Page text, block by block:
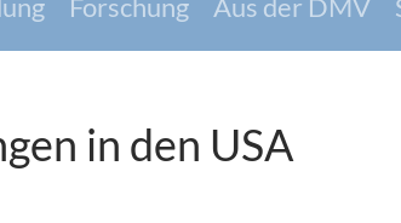
Forschung Aus der DMV
in den USA